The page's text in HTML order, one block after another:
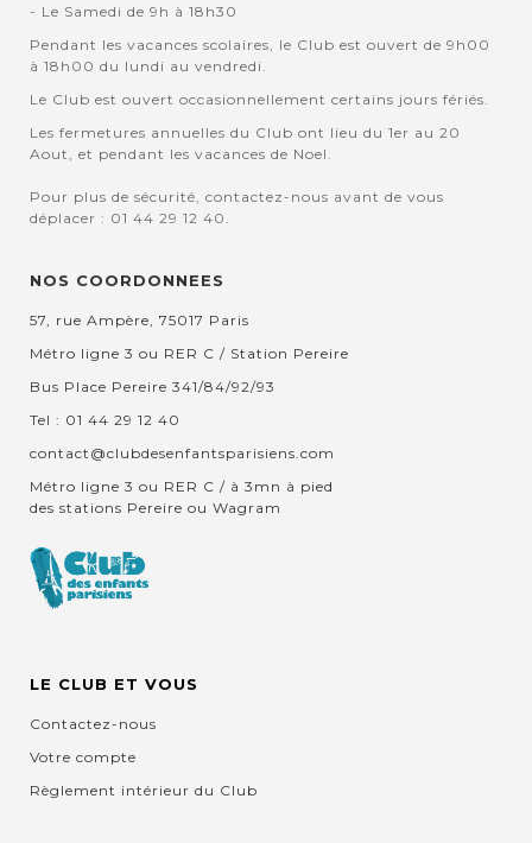
- Le Samedi de 9h à 18h30
Pendant les vacances scolaires, le Club est ouvert de 9h00
à 18h00 du lundi au vendredi.
Le Club est ouvert occasionnellement certains jours fériés.
Les fermetures annuelles du Club ont lieu du 1er au 20
Aout, et pendant les vacances de Noel.
Pour plus de sécurité, contactez-nous avant de vous
déplacer : 01 44 29 12 40.
NOS COORDONNEES
57, rue Ampère, 75017 Paris
Métro ligne 3 ou RER C / Station Pereire
Bus Place Pereire 341/84/92/93
Tel : 01 44 29 12 40
contact@clubdesenfantsparisiens.com
Métro ligne 3 ou RER C / à 3mn à pied
des stations Pereire ou Wagram
LE CLUB ET VOUS
Contactez-nous
Votre compte
Règlement intérieur du Club